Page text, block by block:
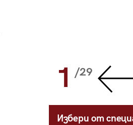
1 /29
Избери от